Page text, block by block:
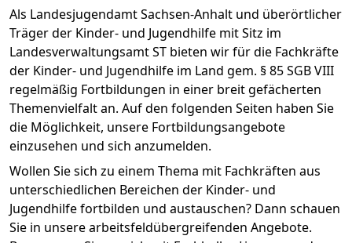
Als Landesjugendamt Sachsen-Anhalt und überörtlicher
Träger der Kinder- und Jugendhilfe mit Sitz im
Landesverwaltungsamt ST bieten wir für die Fachkräfte
der Kinder- und Jugendhilfe im Land gem. § 85 SGB VIII
regelmäßig Fortbildungen in einer breit gefächerten
Themenvielfalt an. Auf den folgenden Seiten haben Sie
die Möglichkeit, unsere Fortbildungsangebote
einzusehen und sich anzumelden.
Wollen Sie sich zu einem Thema mit Fachkräften aus
unterschiedlichen Bereichen der Kinder- und
Jugendhilfe fortbilden und austauschen? Dann schauen
Sie in unsere arbeitsfeldübergreifenden Angebote.